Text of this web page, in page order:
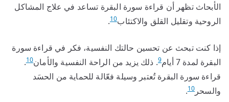
الأبحاث تظهر أن قراءة سورة البقرة تساعد في علاج المشاكل
الروحية وتقليل القلق والاكتئاب10
.
إذا كنت تبحث عن تحسين حالتك النفسية، فكر في قراءة سورة
البقرة لمدة 7 أيام
9. ذلك يزيد من الراحة النفسية والأمان10
.
قراءة سورة البقرة تُعتبر وسيلة فعّالة للحماية من الحسَد
والسحر 10
.